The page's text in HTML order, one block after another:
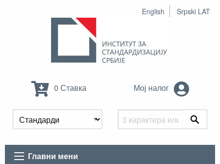
English Srpski LAT
0 Ставка Мој налог
Главни мени